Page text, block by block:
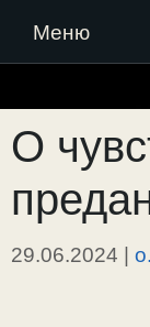
Меню
к
содержимому
О
29.06.2024 |